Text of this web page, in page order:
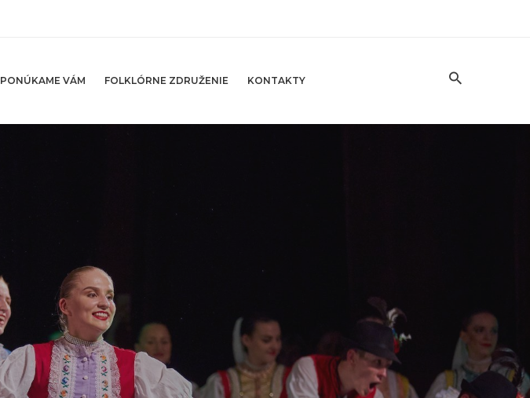
PONÚKAME VÁM FOLKLÓRNE ZDRUŽENIE KONTAKTY